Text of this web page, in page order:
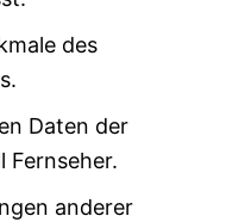
des
Daten der
Fernseher.
anderer